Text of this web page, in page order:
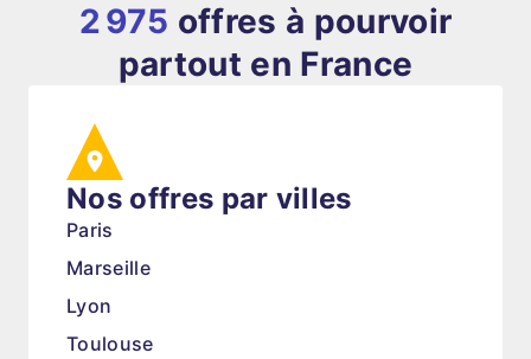
2 975 offres à pourvoir
partout en France
Nos offres par villes
Paris
Marseille
Lyon
Toulouse